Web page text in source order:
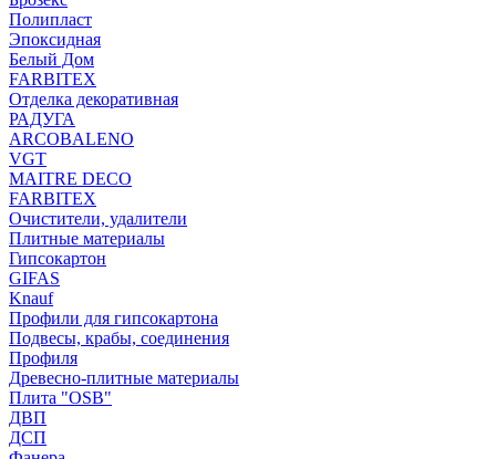
Полипласт
Эпоксидная
Белый Дом
FARBITEX
Отделка декоративная
РАДУГА
ARCOBALENO
VGT
MAITRE DECO
FARBITEX
Очистители, удалители
Плитные материалы
Гипсокартон
GIFAS
Knauf
Профили для гипсокартона
Подвесы, крабы, соединения
Профиля
Древесно-плитные материалы
Плита "OSB"
ДВП
ДСП